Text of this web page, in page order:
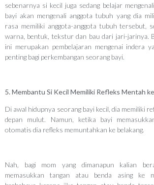
sebenarnya si kecil juga sedang belajar
bayi akan mengenali anggota tubuh yang dia
rasa memiliki anggota-anggota tubuh tersebut,
warna, bentuk, tekstur dan bau dari jari-jarinya.
ini merupakan pembelajaran mengenai indera
penting bagi perkembangan seorang bayi.
5. Membantu Si Kecil Memiliki Refleks Mentah
Di awal hidupnya seorang bayi kecil, dia memiliki
depan mulut. Namun, ketika bayi
otomatis dia refleks memuntahkan ke belakang.
Nah, bagi mom yang dimanapun kalian
memasukkan tangan atau benda asing ke